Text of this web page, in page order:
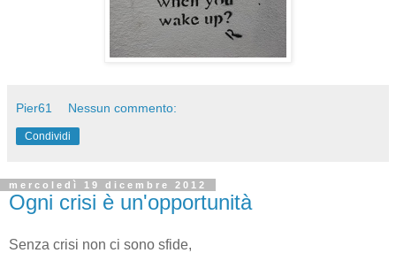
Pier61 Nessun commento:
Condividi
mercoledì 19 dicembre 2012
Ogni crisi è un'opportunità
Senza crisi non ci sono sfide,